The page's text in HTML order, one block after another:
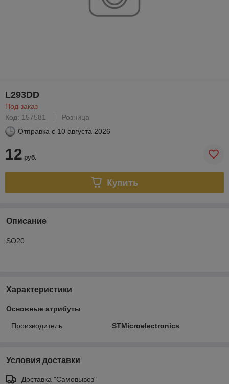
L293DD
Под заказ
Код: 157581
Розница
Отправка с 10 августа 2026
12 руб.
Купить
Описание
SO20
Характеристики
Основные атрибуты
Производитель STMicroelectronics
Условия доставки
Доставка "Самовывоз"